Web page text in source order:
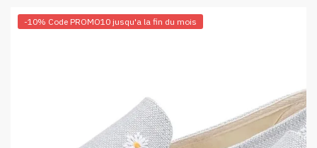
-10% Code PROMO10 jusqu'a la fin du mois